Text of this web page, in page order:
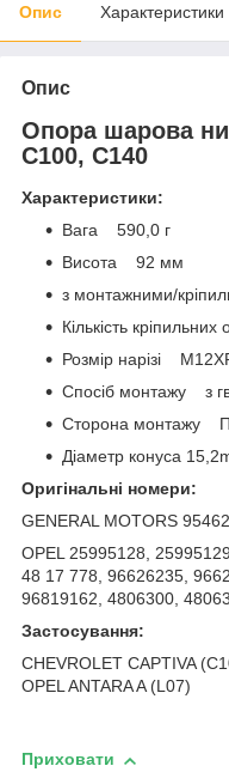
Опис Характеристики
Опис
Опора шарова
C100, C140
Характеристики:
Вага 590,0 г
Висота 92 мм
з монтажними/
Кількість
Розмір нарізі
Спосіб монтажу з
Сторона монтажу
Діаметр конуса
Оригінальні номери:
GENERAL MOTORS
OPEL 25995128,
48 17 778, 96626235,
96819162, 4806300,
Застосування:
CHEVROLET CAPTIVA
OPEL ANTARA A (L07)
Приховати